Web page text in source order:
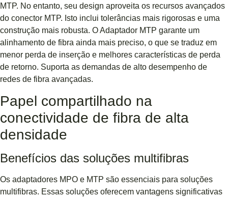
MTP. No entanto, seu design aproveita os recursos avançados
do conector MTP. Isto inclui tolerâncias mais rigorosas e uma
construção mais robusta. O Adaptador MTP garante um
alinhamento de fibra ainda mais preciso, o que se traduz em
menor perda de inserção e melhores características de perda
de retorno. Suporta as demandas de alto desempenho de
redes de fibra avançadas.
Papel compartilhado na
conectividade de fibra de alta
densidade
Benefícios das soluções multifibras
Os adaptadores MPO e MTP são essenciais para soluções
multifibras. Essas soluções oferecem vantagens significativas